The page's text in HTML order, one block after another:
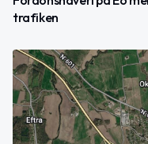
trafiken